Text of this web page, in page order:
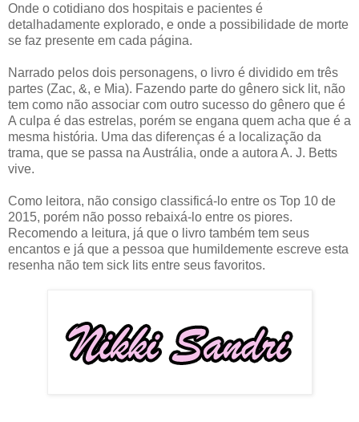
Onde o cotidiano dos hospitais e pacientes é
detalhadamente explorado, e onde a possibilidade de morte
se faz presente em cada página.
Narrado pelos dois personagens, o livro é dividido em três
partes (Zac, &, e Mia). Fazendo parte do gênero sick lit, não
tem como não associar com outro sucesso do gênero que é
A culpa é das estrelas, porém se engana quem acha que é a
mesma história. Uma das diferenças é a localização da
trama, que se passa na Austrália, onde a autora A. J. Betts
vive.
Como leitora, não consigo classificá-lo entre os Top 10 de
2015, porém não posso rebaixá-lo entre os piores.
Recomendo a leitura, já que o livro também tem seus
encantos e já que a pessoa que humildemente escreve esta
resenha não tem sick lits entre seus favoritos.